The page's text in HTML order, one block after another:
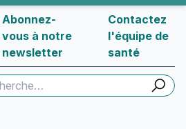
Abonnez-
vous à notre
newsletter
Contactez
l'équipe de
santé
: